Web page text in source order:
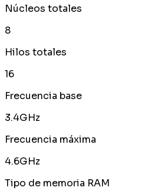
Núcleos totales
8
Hilos totales
16
Frecuencia base
3.4GHz
Frecuencia máxima
4.6GHz
Tipo de memoria RAM